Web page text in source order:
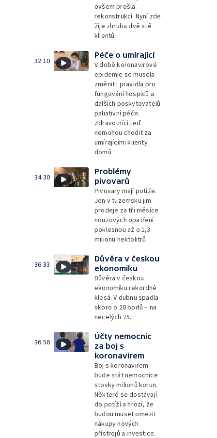
ovšem prošla
rekonstrukcí. Nyní zde
žije zhruba dvě stě
klientů.
32:10
Péče o umírající
V době koronavirové
epidemie se musela
změnit i pravidla pro
fungování hospiců a
dalších poskytovatelů
paliativní péče.
Zdravotníci teď
nemohou chodit za
umírajícími klienty
domů.
34:30
Problémy
pivovarů
Pivovary mají potíže.
Jen v tuzemsku jim
prodeje za tři měsíce
nouzových opatření
poklesnou až o 1,3
milionu hektolitrů.
36:33
Důvěra v českou
ekonomiku
Důvěra v českou
ekonomiku rekordně
klesá. V dubnu spadla
skoro o 20 bodů – na
necelých 75.
36:56
Účty nemocnic
za boj s
koronavirem
Boj s koronavirem
bude stát nemocnice
stovky milionů korun.
Některé se dostávají
do potíží a hrozí, že
budou muset omezit
nákupy nových
přístrojů a investice.